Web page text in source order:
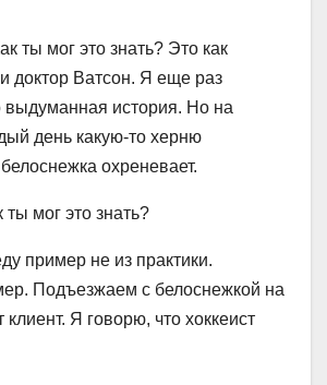
ты мог это знать? Это как
доктор Ватсон. Я еще раз
выдуманная история. Но на
день какую-то херню
охреневает.
ты мог это знать?
пример не из практики.
Подъезжаем с белоснежкой на
Я говорю, что хоккеист